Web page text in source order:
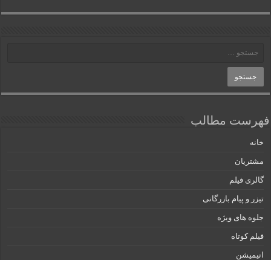
فهرست مطالب
خانه
مشتریان
گالری فیلم
تیزر و پیام بازرگانی
جلوه های ویژه
فیلم کوتاه
انیمیشن